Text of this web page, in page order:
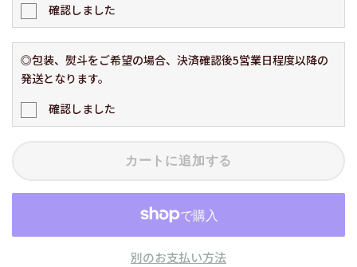
確認しました
◎包装、熨斗をご希望の場合、決済確認後5営業日程度以降の
発送となります。
確認しました
カートに追加する
別のお支払い方法